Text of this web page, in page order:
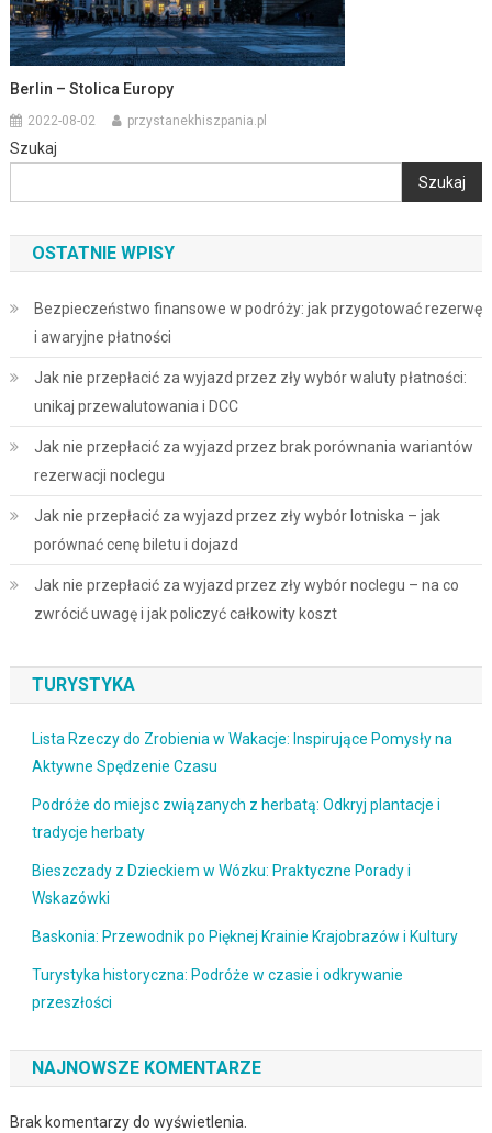
Berlin – Stolica Europy
2022-08-02 przystanekhiszpania.pl
Szukaj
Szukaj
OSTATNIE WPISY
Bezpieczeństwo finansowe w podróży: jak przygotować rezerwę
i awaryjne płatności
Jak nie przepłacić za wyjazd przez zły wybór waluty płatności:
unikaj przewalutowania i DCC
Jak nie przepłacić za wyjazd przez brak porównania wariantów
rezerwacji noclegu
Jak nie przepłacić za wyjazd przez zły wybór lotniska – jak
porównać cenę biletu i dojazd
Jak nie przepłacić za wyjazd przez zły wybór noclegu – na co
zwrócić uwagę i jak policzyć całkowity koszt
TURYSTYKA
Lista Rzeczy do Zrobienia w Wakacje: Inspirujące Pomysły na
Aktywne Spędzenie Czasu
Podróże do miejsc związanych z herbatą: Odkryj plantacje i
tradycje herbaty
Bieszczady z Dzieckiem w Wózku: Praktyczne Porady i
Wskazówki
Baskonia: Przewodnik po Pięknej Krainie Krajobrazów i Kultury
Turystyka historyczna: Podróże w czasie i odkrywanie
przeszłości
NAJNOWSZE KOMENTARZE
Brak komentarzy do wyświetlenia.